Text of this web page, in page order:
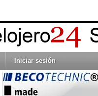
Iniciar sesión